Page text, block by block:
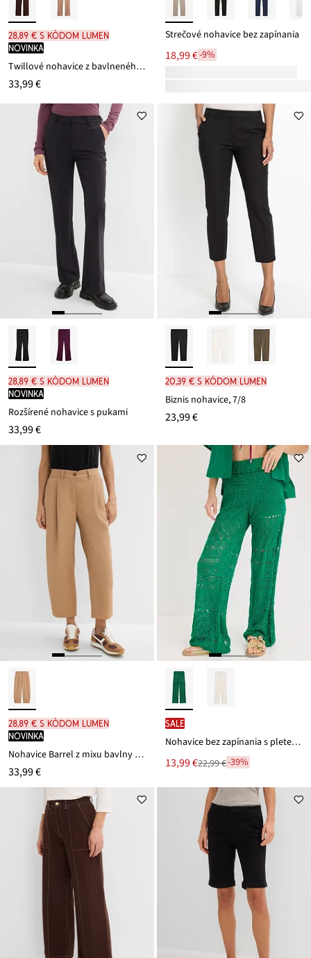
28,89 € s kódom LUMEN
novinka
Twillové nohavice z bavlneného streču
33,99 €
Strečové nohavice bez zapínania
18,99 €-9%
28,89 € s kódom LUMEN
novinka
Rozšírené nohavice s pukami
33,99 €
20,39 € s kódom LUMEN
Biznis nohavice, 7/8
23,99 €
28,89 € s kódom LUMEN
novinka
Nohavice Barrel z mixu bavlny a elastanu
33,99 €
SALE
Nohavice bez zapínania s pleteným dierkovaným vzorom
Nová
cena
je
13,99 €
Zľava 22,99 €-39%